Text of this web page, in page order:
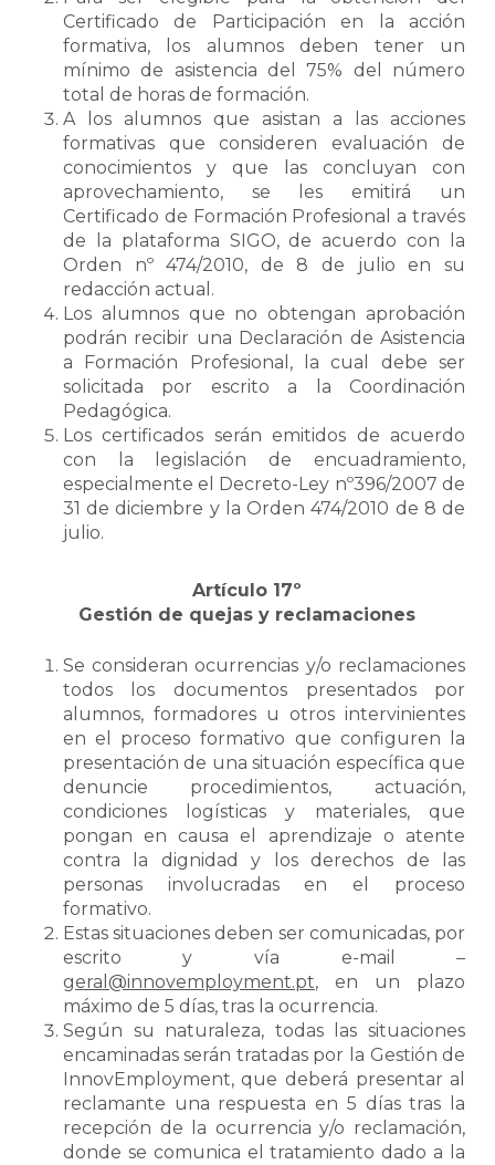
Certificado de Participación en la acción
formativa, los alumnos deben tener un
mínimo de asistencia del 75% del número
total de horas de formación.
A los alumnos que asistan a las acciones
formativas que consideren evaluación de
conocimientos y que las concluyan con
aprovechamiento, se les emitirá un
Certificado de Formación Profesional a través
de la plataforma SIGO, de acuerdo con la
Orden nº 474/2010, de 8 de julio en su
redacción actual.
Los alumnos que no obtengan aprobación
podrán recibir una Declaración de Asistencia
a Formación Profesional, la cual debe ser
solicitada por escrito a la Coordinación
Pedagógica.
Los certificados serán emitidos de acuerdo
con la legislación de encuadramiento,
especialmente el Decreto-Ley nº396/2007 de
31 de diciembre y la Orden 474/2010 de 8 de
julio.
Artículo 17º
Gestión de quejas y reclamaciones
Se consideran ocurrencias y/o reclamaciones
todos los documentos presentados por
alumnos, formadores u otros intervinientes
en el proceso formativo que configuren la
presentación de una situación específica que
denuncie procedimientos, actuación,
condiciones logísticas y materiales, que
pongan en causa el aprendizaje o atente
contra la dignidad y los derechos de las
personas involucradas en el proceso
formativo.
Estas situaciones deben ser comunicadas, por
escrito y vía e-mail –
geral@innovemployment.pt, en un plazo
máximo de 5 días, tras la ocurrencia.
Según su naturaleza, todas las situaciones
encaminadas serán tratadas por la Gestión de
InnovEmployment, que deberá presentar al
reclamante una respuesta en 5 días tras la
recepción de la ocurrencia y/o reclamación,
donde se comunica el tratamiento dado a la